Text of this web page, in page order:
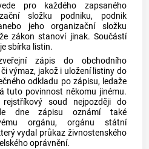
pro každého zapsaného
složku podniku, podnik
jeho organizační složku
zákon stanoví jinak. Součástí
sbírka listin.
zápis do obchodního
výmaz, jakož i uložení listiny do
odkladu po zápisu, ledaže
tuto povinnost někomu jinému.
rejstříkový soud nejpozději do
dne zápisu oznámí také
orgánu, orgánu státní
vydal průkaz živnostenského
oprávnění.